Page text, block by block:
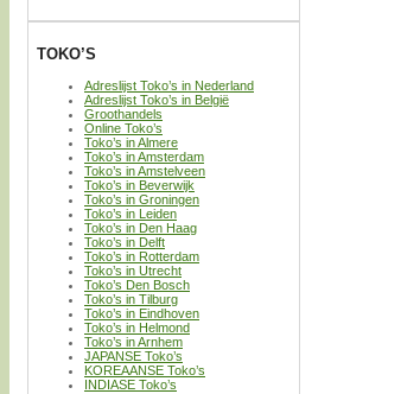
TOKO’S
Adreslijst Toko’s in Nederland
Adreslijst Toko’s in België
Groothandels
Online Toko’s
Toko’s in Almere
Toko’s in Amsterdam
Toko’s in Amstelveen
Toko’s in Beverwijk
Toko’s in Groningen
Toko’s in Leiden
Toko’s in Den Haag
Toko’s in Delft
Toko’s in Rotterdam
Toko’s in Utrecht
Toko’s Den Bosch
Toko’s in Tilburg
Toko’s in Eindhoven
Toko’s in Helmond
Toko’s in Arnhem
JAPANSE Toko’s
KOREAANSE Toko’s
INDIASE Toko’s